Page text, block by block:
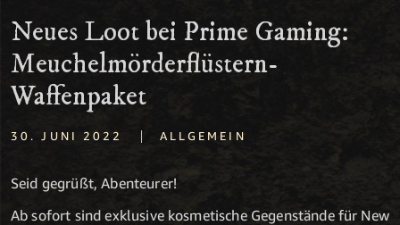
Neues Loot bei Prime Gaming:
Meuchelmörderflüstern-
Waffenpaket
30. JUNI 2022 | ALLGEMEIN
Seid gegrüßt, Abenteurer!
Ab sofort sind exklusive kosmetische Gegenstände für New